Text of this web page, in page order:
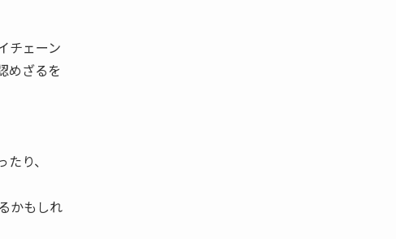
チェーン
めざるを
り、
かもしれ